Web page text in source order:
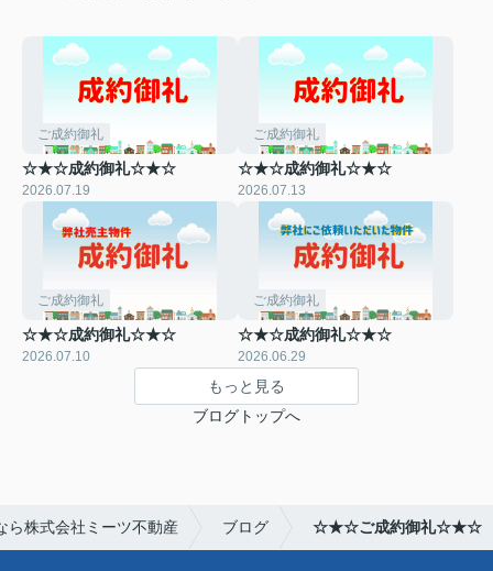
ご成約御礼
☆★☆成約御礼☆★☆
2026.07.19
ご成約御礼
☆★☆成約御礼☆★☆
2026.07.13
ご成約御礼
☆★☆成約御礼☆★☆
2026.07.10
ご成約御礼
☆★☆成約御礼☆★☆
2026.06.29
もっと見る
ブログトップへ
ら株式会社ミーツ不動産 ブログ ☆★☆ご成約御礼☆★☆